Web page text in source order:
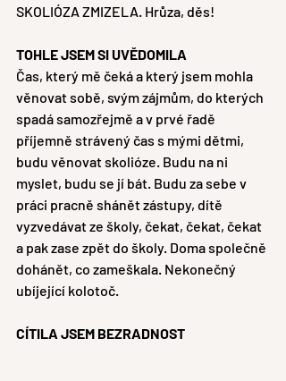
SKOLIÓZA ZMIZELA. Hrůza, děs!
TOHLE JSEM SI UVĚDOMILA
Čas, který mě čeká a který jsem mohla
věnovat sobě, svým zájmům, do kterých
spadá samozřejmě a v prvé řadě
příjemně strávený čas s mými dětmi,
budu věnovat skolióze. Budu na ni
myslet, budu se jí bát. Budu za sebe v
práci pracně shánět zástupy, dítě
vyzvedávat ze školy, čekat, čekat, čekat
a pak zase zpět do školy. Doma společně
dohánět, co zameškala. Nekonečný
ubíjející kolotoč.
CÍTILA JSEM BEZRADNOST